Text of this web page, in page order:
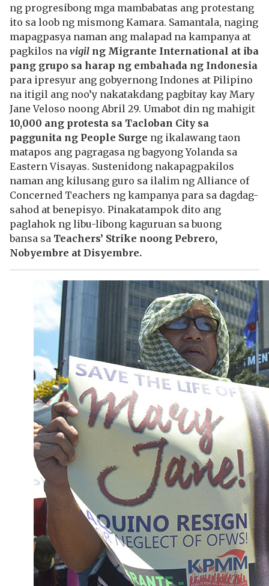
ng progresibong mga mambabatas ang protestang
ito sa loob ng mismong Kamara. Samantala, naging
mapagpasya naman ang malapad na kampanya at
pagkilos na vigil ng Migrante International at iba
pang grupo sa harap ng embahada ng Indonesia
para ipresyur ang gobyernong Indones at Pilipino
na itigil ang noo’y nakatakdang pagbitay kay Mary
Jane Veloso noong Abril 29. Umabot din ng mahigit
10,000 ang protesta sa Tacloban City sa
paggunita ng People Surge ng ikalawang taon
matapos ang pagragasa ng bagyong Yolanda sa
Eastern Visayas. Sustenidong nakapagpakilos
naman ang kilusang guro sa ilalim ng Alliance of
Concerned Teachers ng kampanya para sa dagdag-
sahod at benepisyo. Pinakatampok dito ang
paglahok ng libu-libong kaguruan sa buong
bansa sa Teachers’ Strike noong Pebrero,
Nobyembre at Disyembre.